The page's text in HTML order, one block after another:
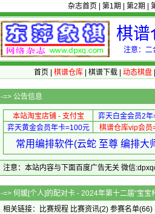
杂志首页 第1期 第2期
棋谱
注意：二
首页 棋谱仓库| 棋谱下载| 动态棋盘|
-=> 公告信息
本站淘宝店铺 - 支付宝 弈天白金会员2
弈天黄金会员年卡=100元
棋谱仓库vip会员
常用编排软件(云蛇 至尊 编排
注意：本站内容与下面百度广告无关 微信
-=> 何媛[个人]的配对卡 - 2024年
相关链接：
比赛规程 比赛资讯(2) 参赛名单(66)